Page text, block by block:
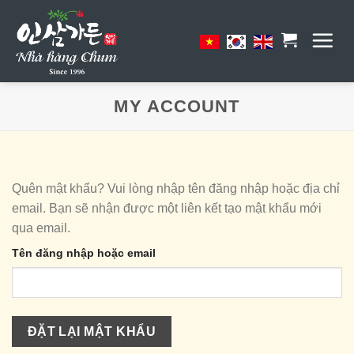
content
MY ACCOUNT
Quên mật khẩu? Vui lòng nhập tên đăng nhập hoặc địa chỉ
email. Bạn sẽ nhận được một liên kết tạo mật khẩu mới
qua email.
Tên đăng nhập hoặc email
ĐẶT LẠI MẬT KHẨU